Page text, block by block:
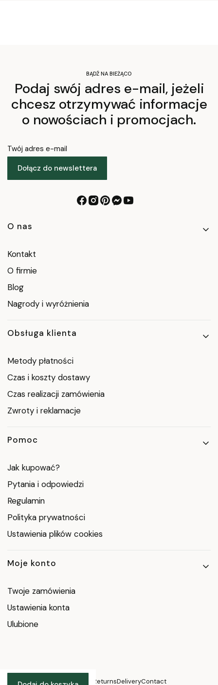
BĄDŹ NA BIEŻĄCO
Podaj swój adres e-mail, jeżeli
chcesz otrzymywać informacje
o nowościach i promocjach.
Twój adres e-mail
Dołącz do newslettera
Linki w stopce
O nas
Kontakt
O firmie
Blog
Nagrody i wyróżnienia
Obsługa klienta
Metody płatności
Czas i koszty dostawy
Czas realizacji zamówienia
Zwroty i reklamacje
Pomoc
Jak kupować?
Pytania i odpowiedzi
Regulamin
Polityka prywatności
Ustawienia plików cookies
Moje konto
Twoje zamówienia
Ustawienia konta
Ulubione
Privacy policy ReturnsDeliveryContact